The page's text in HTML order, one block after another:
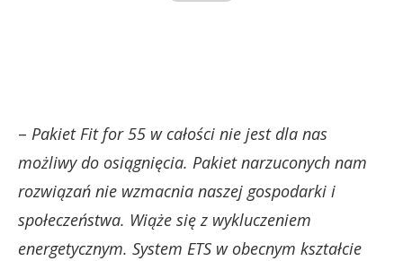
– Pakiet Fit for 55 w całości nie jest dla nas
możliwy do osiągnięcia. Pakiet narzuconych nam
rozwiązań nie wzmacnia naszej gospodarki i
społeczeństwa. Wiąże się z wykluczeniem
energetycznym. System ETS w obecnym kształcie